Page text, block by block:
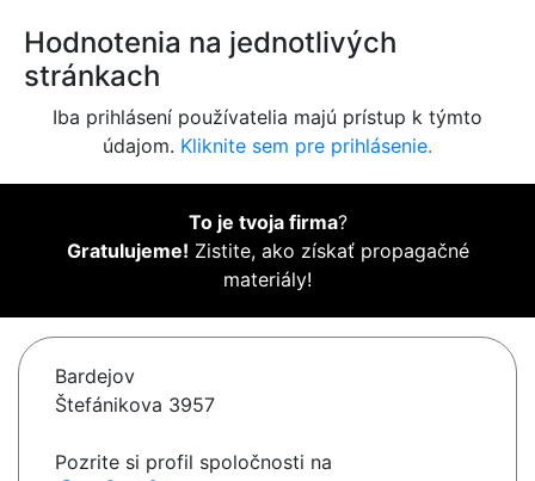
Hodnotenia na jednotlivých
stránkach
Iba prihlásení používatelia majú prístup k týmto
údajom. Kliknite sem pre prihlásenie.
To je tvoja firma?
Gratulujeme! Zistite, ako získať propagačné
materiály!
Bardejov
Štefánikova 3957
Pozrite si profil spoločnosti na